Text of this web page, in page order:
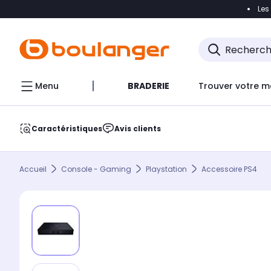
Accéder
Menu BRADERIE Trouver votre
Caractéristiques Avis clients
Accueil Console - Gaming Playstation Accessoire PS4